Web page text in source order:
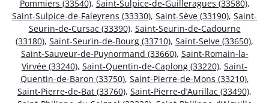
Pommiers (33540), Saint-Sulpice-de-Guilleragues (33580),
Saint-Sulpice-de-Faleyrens (33330), Saint-Sève (33190), Saint-
Seurin-de-Cursac (33390), Saint-Seurin-de-Cadourne
(33180), Saint-Seurin-de-Bourg (33710), Saint-Selve (33650),
Saint-Sauveur-de-Puynormand (33660), Saint-Romain-la-
Virvée (33240), Saint-Quentin-de-Caplong (33220), Saint-
Quentin-de-Baron (33750), Saint-Pierre-de-Mons (33210),
Saint-Pierre-de-Bat (33760), Saint-Pierre-d’Aurillac (33490),